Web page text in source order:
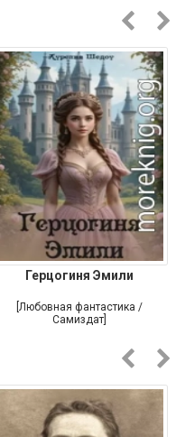
Герцогиня Эмили
[Любовная фантастика /
Самиздат]